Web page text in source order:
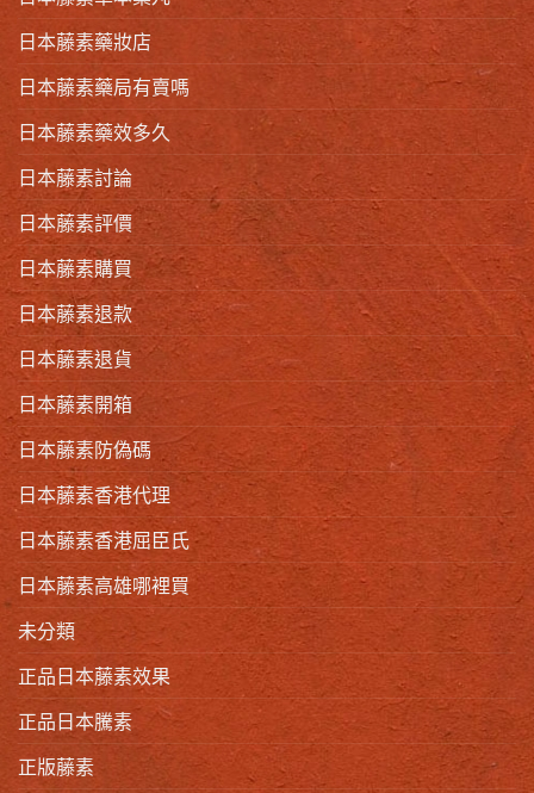
日本藤素藥妝店
日本藤素藥局有賣嗎
日本藤素藥效多久
日本藤素討論
日本藤素評價
日本藤素購買
日本藤素退款
日本藤素退貨
日本藤素開箱
日本藤素防偽碼
日本藤素香港代理
日本藤素香港屈臣氏
日本藤素高雄哪裡買
未分類
正品日本藤素效果
正品日本騰素
正版藤素